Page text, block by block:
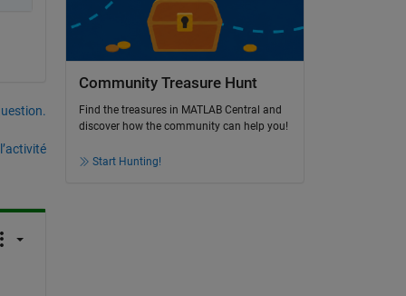
Community Treasure Hunt
Find the treasures in MATLAB Central and
discover how the community can help you!
Start Hunting!